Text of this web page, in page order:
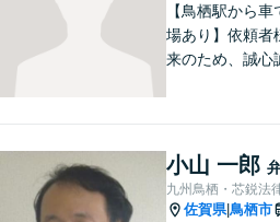
【鳥栖駅から
場あり】依頼者
来のため、誠心
す。インターネ
相続など、幅広
対応可能！【完
応】
小山 一郎
九州鳥栖・芯鋭法
佐賀県|鳥栖市